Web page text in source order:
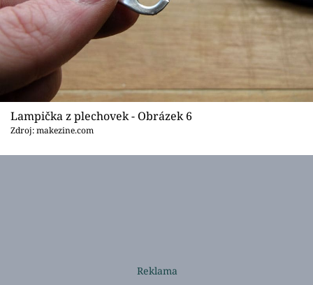
Lampička z plechovek - Obrázek 6
Zdroj: makezine.com